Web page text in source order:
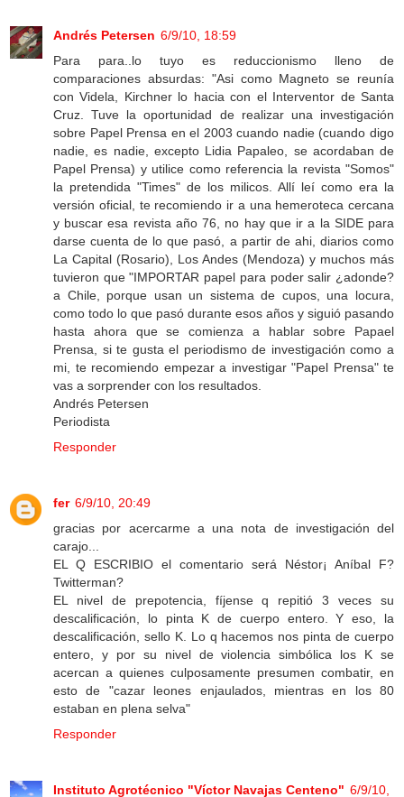
Andrés Petersen 6/9/10, 18:59
Para para..lo tuyo es reduccionismo lleno de
comparaciones absurdas: "Asi como Magneto se reunía
con Videla, Kirchner lo hacia con el Interventor de Santa
Cruz. Tuve la oportunidad de realizar una investigación
sobre Papel Prensa en el 2003 cuando nadie (cuando digo
nadie, es nadie, excepto Lidia Papaleo, se acordaban de
Papel Prensa) y utilice como referencia la revista "Somos"
la pretendida "Times" de los milicos. Allí leí como era la
versión oficial, te recomiendo ir a una hemeroteca cercana
y buscar esa revista año 76, no hay que ir a la SIDE para
darse cuenta de lo que pasó, a partir de ahi, diarios como
La Capital (Rosario), Los Andes (Mendoza) y muchos más
tuvieron que "IMPORTAR papel para poder salir ¿adonde?
a Chile, porque usan un sistema de cupos, una locura,
como todo lo que pasó durante esos años y siguió pasando
hasta ahora que se comienza a hablar sobre Papael
Prensa, si te gusta el periodismo de investigación como a
mi, te recomiendo empezar a investigar "Papel Prensa" te
vas a sorprender con los resultados.
Andrés Petersen
Periodista
Responder
fer 6/9/10, 20:49
gracias por acercarme a una nota de investigación del
carajo...
EL Q ESCRIBIO el comentario será Néstor¡ Aníbal F?
Twitterman?
EL nivel de prepotencia, fíjense q repitió 3 veces su
descalificación, lo pinta K de cuerpo entero. Y eso, la
descalificación, sello K. Lo q hacemos nos pinta de cuerpo
entero, y por su nivel de violencia simbólica los K se
acercan a quienes culposamente presumen combatir, en
esto de "cazar leones enjaulados, mientras en los 80
estaban en plena selva"
Responder
Instituto Agrotécnico "Víctor Navajas Centeno" 6/9/10,